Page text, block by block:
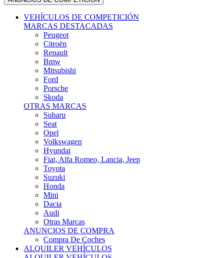
VEHÍCULOS DE COMPETICIÓN
MARCAS DESTACADAS
Peugeot
Citroën
Renault
Bmw
Mitsubishi
Ford
Porsche
Skoda
OTRAS MARCAS
Subaru
Seat
Opel
Volkswagen
Hyundai
Fiat, Alfa Romeo, Lancia, Jeep
Toyota
Suzuki
Honda
Mini
Dacia
Audi
Otras Marcas
ANUNCIOS DE COMPRA
Compra De Coches
ALQUILER VEHÍCULOS
ALQUILER VEHÍCULOS
Ofertas